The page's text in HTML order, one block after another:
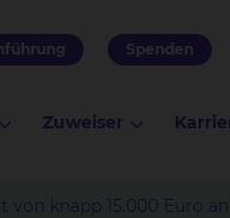
Spenden
Zuweiser
knapp 15.000 Euro